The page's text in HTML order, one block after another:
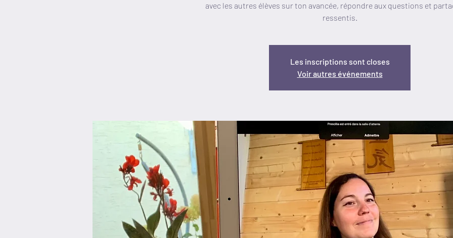
avec les autres élèves sur ton avancée, répondre aux questions et
ressentis.
Les inscriptions sont closes
Voir autres événements